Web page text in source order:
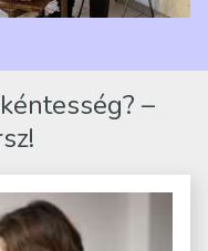
–